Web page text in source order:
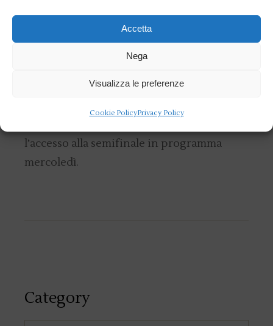
Accetta
Nega
Visualizza le preferenze
Cookie PolicyPrivacy Policy
che, insieme a Mario Paonessa (Fiamme
Gialle) e al timoniere Andrea Riva (Cus
dei Mondiali Senior specialità non
l’accesso alla semifinale in programma
mercoledì.
Category